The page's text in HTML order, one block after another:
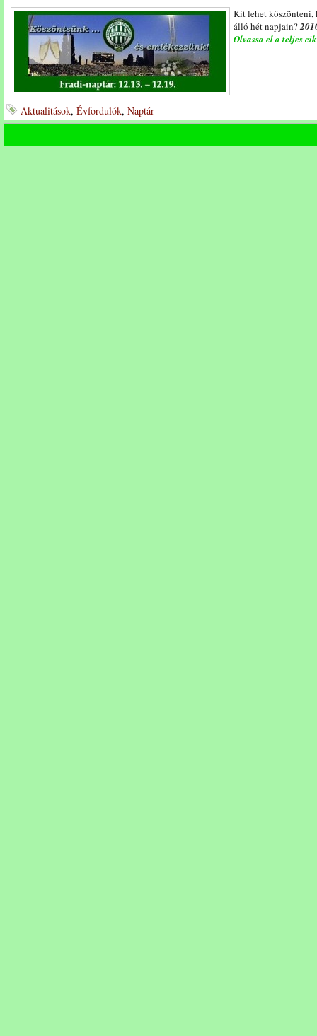
Kit lehet köszönteni,
álló hét napjain?
Olvassa el a teljes
Aktualitások, Évfordulók, Naptár